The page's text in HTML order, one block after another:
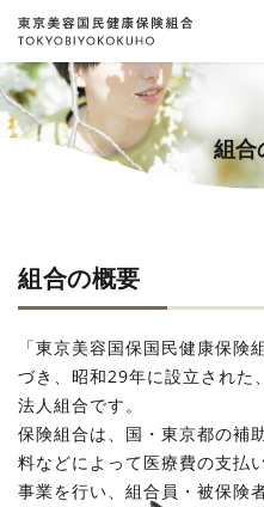
組合
組合の概要
「東京美容国保国民健康保
づき、昭和29年に設立された
法人組合です。
保険組合は、国・東京都の補
料などによって医療費の支払
事業を行い、組合員・被保険